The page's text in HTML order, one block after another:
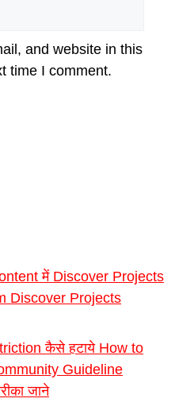
and website in this
time I comment.
में Discover Projects
Discover Projects
कैसे हटाये How to
Guideline
जाने